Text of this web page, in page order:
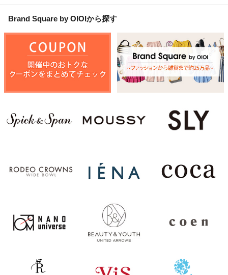
Brand Square by OIOIから探す